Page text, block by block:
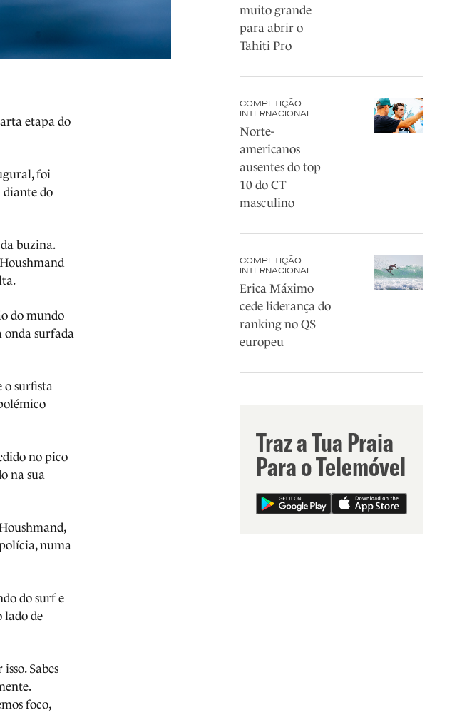
etapa do
foi
diante do
buzina.
do mundo
onda surfada
o surfista
no pico
na sua
numa
do surf e
lado de
Sabes
foco,
muito grande
para abrir o
Tahiti Pro
COMPETIÇÃO
INTERNACIONAL
Norte-
americanos
ausentes do top
10 do CT
masculino
COMPETIÇÃO
INTERNACIONAL
Erica Máximo
cede liderança do
ranking no QS
europeu
Traz a Tua Praia
Para o Telemóvel